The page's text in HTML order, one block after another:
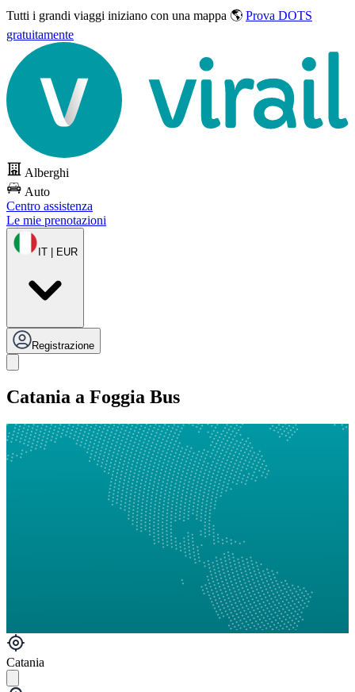
Tutti i grandi viaggi iniziano con una mappa 🌎 Prova DOTS
gratuitamente
Alberghi
Auto
Centro assistenza
Le mie prenotazioni
IT | EUR
Registrazione
Catania a Foggia Bus
Catania